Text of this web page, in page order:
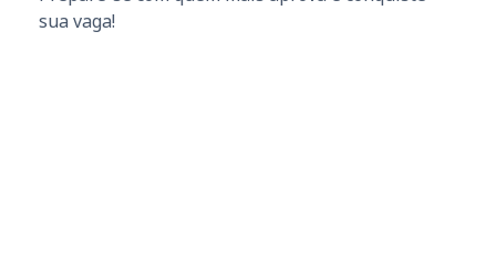
sua vaga!